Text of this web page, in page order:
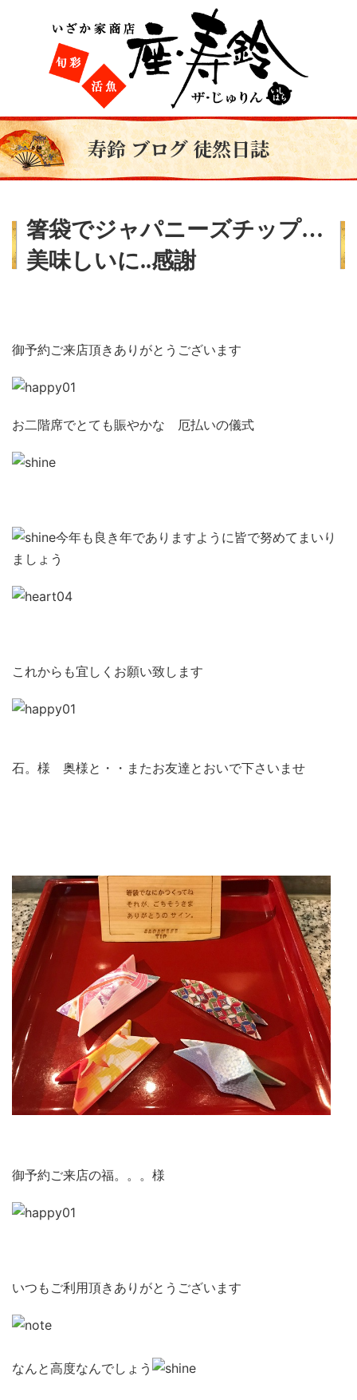
寿鈴 ブログ 徒然日誌
箸袋でジャパニーズチップ…
美味しいに..感謝
御予約ご来店頂きありがとうございます
お二階席でとても賑やかな 厄払いの儀式
今年も良き年でありますように皆で努めてまいり
ましょう
これからも宜しくお願い致します
石。様 奥様と・・またお友達とおいで下さいませ
御予約ご来店の福。。。様
いつもご利用頂きありがとうございます
なんと高度なんでしょう